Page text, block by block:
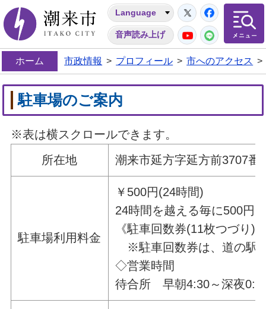
潮来市
Language
音声読み上げ
Twitter
YouTube
LINE
ホーム 市政情報 > プロフィール > 市へのアクセス >
駐車場のご案内
※表は横スクロールできます。
所在地
潮来市延方字延方前3707番
駐車場利用料金
￥500円(24時間)
24時間を越える毎に500円
《駐車回数券(11枚つづり)
※駐車回数券は、道の駅
◇営業時間
待合所 早